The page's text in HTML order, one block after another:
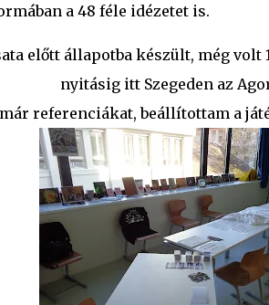
a 48 féle idézetet is.
előtt állapotba készült, még
nyitásig itt Szegeden az
referenciákat, beállítottam a